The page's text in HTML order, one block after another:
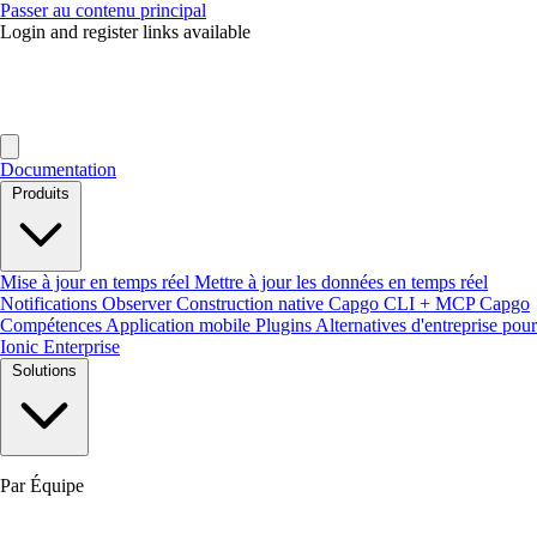
Passer au contenu principal
Login and register links available
Documentation
Produits
Mise à jour en temps réel Mettre à jour les données en temps réel
Notifications ObserverConstruction native Capgo CLI + MCPCapgo
Compétences Application mobile Plugins Alternatives d'entreprise pour
Ionic Enterprise
Solutions
Par Équipe